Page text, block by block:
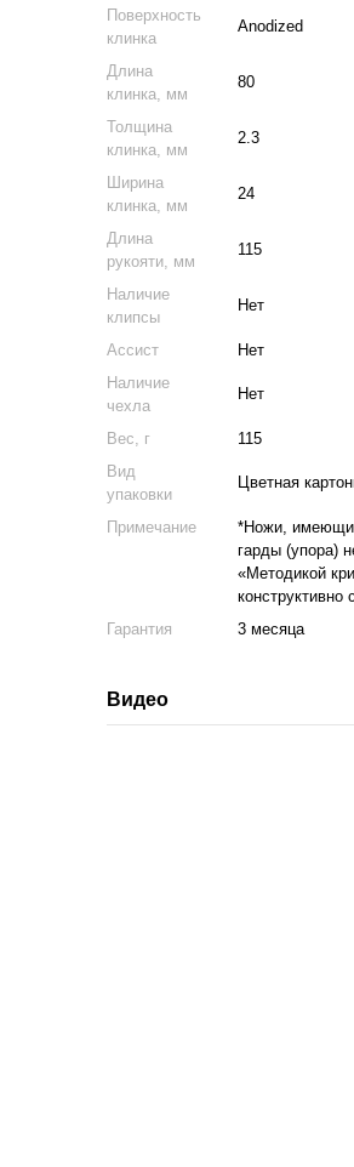
Поверхность
клинка
Anodized
Длина
клинка, мм
80
Толщина
клинка, мм
2.3
Ширина
клинка, мм
24
Длина
рукояти, мм
115
Наличие
клипсы
Нет
Ассист
Нет
Наличие
чехла
Нет
Вес, г
115
Вид
упаковки
Цветная
Примечание
*Ножи,
гарды (упора)
«Методикой
Гарантия
3 месяца
Видео